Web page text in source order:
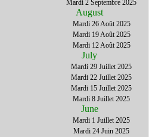
Mardi 2 Septembre 2025
August
Mardi 26 Août 2025
Mardi 19 Août 2025
Mardi 12 Août 2025
July
Mardi 29 Juillet 2025
Mardi 22 Juillet 2025
Mardi 15 Juillet 2025
Mardi 8 Juillet 2025
June
Mardi 1 Juillet 2025
Mardi 24 Juin 2025